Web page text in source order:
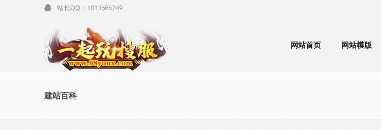
站长QQ：1013665749
网站首页 网站模版
建站百科